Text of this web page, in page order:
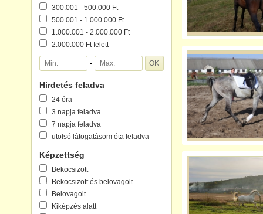
300.001 - 500.000 Ft
500.001 - 1.000.000 Ft
1.000.001 - 2.000.000 Ft
2.000.000 Ft felett
-
Hirdetés feladva
24 óra
3 napja feladva
7 napja feladva
utolsó látogatásom óta feladva
Képzettség
Bekocsizott
Bekocsizott és belovagolt
Belovagolt
Kiképzés alatt